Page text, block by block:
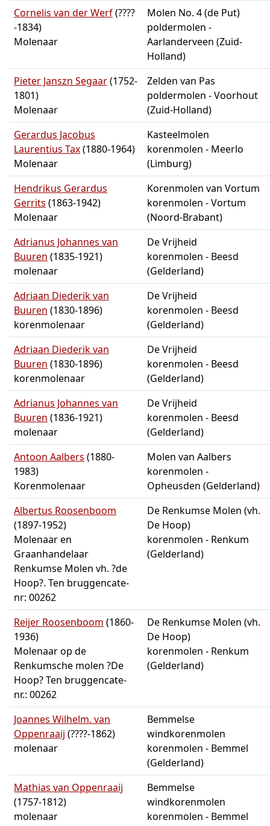
Cornelis van der Werf(????
-1834)
Molenaar
Molen No. 4 (de Put)
poldermolen -
Aarlanderveen (Zuid-
Holland)
Pieter Janszn Segaar(1752-
1801)
Molenaar
Zelden van Pas
poldermolen - Voorhout
(Zuid-Holland)
Gerardus Jacobus
Laurentius Tax(1880-1964)
Molenaar
Kasteelmolen
korenmolen - Meerlo
(Limburg)
Hendrikus Gerardus
Gerrits (1863-1942)
Molenaar
Korenmolen van Vortum
korenmolen - Vortum
(Noord-Brabant)
Adrianus Johannes van
Buuren (1835-1921)
molenaar
De Vrijheid
korenmolen - Beesd
(Gelderland)
Adriaan Diederik van
Buuren (1830-1896)
korenmolenaar
De Vrijheid
korenmolen - Beesd
(Gelderland)
Adriaan Diederik van
Buuren (1830-1896)
korenmolenaar
De Vrijheid
korenmolen - Beesd
(Gelderland)
Adrianus Johannes van
Buuren (1836-1921)
molenaar
De Vrijheid
korenmolen - Beesd
(Gelderland)
Antoon Aalbers (1880-
1983)
Korenmolenaar
Molen van Aalbers
korenmolen -
Opheusden (Gelderland)
Albertus Roosenboom
(1897-1952)
Molenaar en
Graanhandelaar
Renkumse Molen vh. ?de
Hoop?. Ten bruggencate-
nr: 00262
De Renkumse Molen (vh.
De Hoop)
korenmolen - Renkum
(Gelderland)
Reijer Roosenboom (1860-
1936)
Molenaar op de
Renkumsche molen ?De
Hoop? Ten bruggencate-
nr.: 00262
De Renkumse Molen (vh.
De Hoop)
korenmolen - Renkum
(Gelderland)
Joannes Wilhelm. van
Oppenraaij (????-1862)
molenaar
Bemmelse
windkorenmolen
korenmolen - Bemmel
(Gelderland)
Mathias van Oppenraaij
(1757-1812)
molenaar
Bemmelse
windkorenmolen
korenmolen - Bemmel